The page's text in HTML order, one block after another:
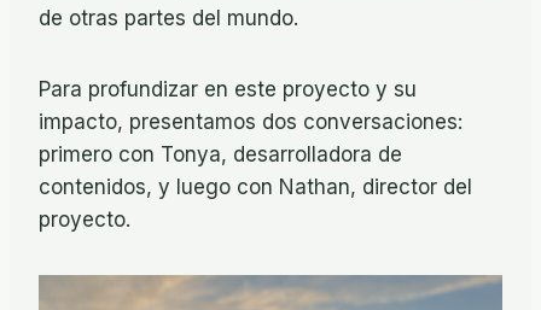
de otras partes del mundo.
Para profundizar en este proyecto y su
impacto, presentamos dos conversaciones:
primero con Tonya, desarrolladora de
contenidos, y luego con Nathan, director del
proyecto.